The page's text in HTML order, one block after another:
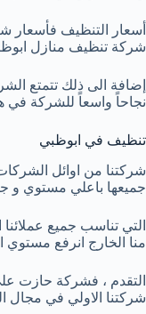
أسعار التنظيف فأسعار
شركة تنظيف منازل ابوظبي
إضافة الى ذلك تتمتع
نجاحاً واسعاً للشركة في
تنظيف في ابوظبي
شركتنا من اوائل
جميعها باعلي مستوي و
التي تناسب جميع
منا الخارج انرفع
التقدم ، فشركة حازت
شركتنا الاولي في مجال